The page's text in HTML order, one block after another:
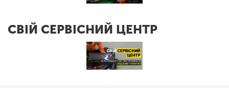
СВІЙ СЕРВІСНИЙ ЦЕНТР